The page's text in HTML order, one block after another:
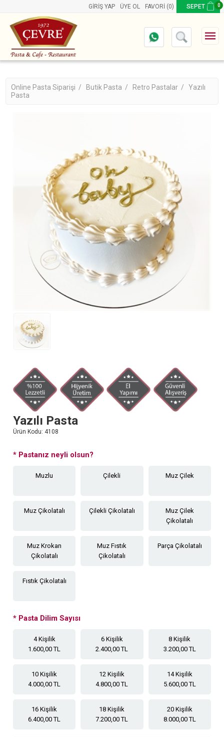
GIRIŞ YAP ÜYE OL FAVORI (0) SEPET 0
Online Pasta Siparişi / Butik Pasta / Retro Pastalar /
Yazılı
Pasta
Yazılı Pasta
Ürün Kodu: 4108
* Pastanız neyli olsun?
Muzlu Çilekli Muz Çilek
Muz Çikolatalı Çilekli Çikolatalı
Muz Çilek
Çikolatalı
Muz Krokan
Çikolatalı
Muz Fıstık
Çikolatalı
Parça Çikolatalı
Fıstık Çikolatalı
* Pasta Dilim Sayısı
4 Kişilik
1.600,00 TL
6 Kişilik
2.400,00 TL
8 Kişilik
3.200,00 TL
10 Kişilik
4.000,00 TL
12 Kişilik
4.800,00 TL
14 Kişilik
5.600,00 TL
16 Kişilik
6.400,00 TL
18 Kişilik
7.200,00 TL
20 Kişilik
8.000,00 TL